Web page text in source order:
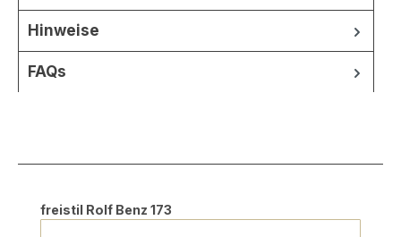
Hinweise
FAQs
Produktgalerie überspringen
freistil Rolf Benz 173